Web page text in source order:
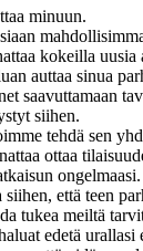
minuun.
kokeilla uusia
auttaa sinua
saavuttamaan
siihen.
tehdä sen
ottaa
ongelmaasi.
että teen
tukea meiltä
edetä urallasi